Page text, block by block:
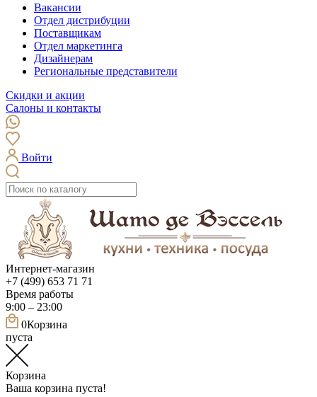
Вакансии
Отдел дистрибуции
Поставщикам
Отдел маркетинга
Дизайнерам
Региональные представители
Скидки и акции
Салоны и контакты
Войти
Интернет-магазин
+7 (499) 653 71 71
Время работы
9:00 – 23:00
0Корзина
пуста
Корзина
Ваша корзина пуста!